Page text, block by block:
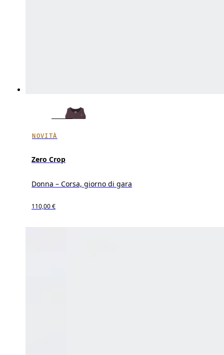
NOVITÀ
Zero Crop
Donna – Corsa, giorno di gara
110,00 €